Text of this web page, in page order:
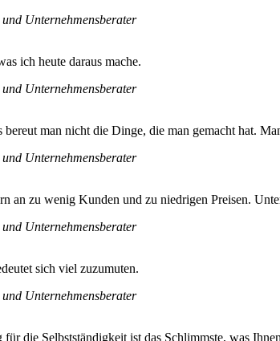
Unternehmensberater
ich heute daraus mache.
Unternehmensberater
bereut man nicht die Dinge, die man gemacht hat.
Unternehmensberater
an zu wenig Kunden und zu niedrigen Preisen.
Unternehmensberater
sich viel zuzumuten.
Unternehmensberater
die Selbstständigkeit ist das Schlimmste, was